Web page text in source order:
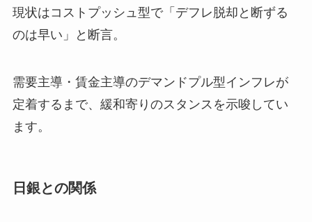
現状はコストプッシュ型で「デフレ脱却と断ずる
のは早い」と断言。
需要主導・賃金主導のデマンドプル型インフレが
定着するまで、緩和寄りのスタンスを示唆してい
ます。
日銀との関係